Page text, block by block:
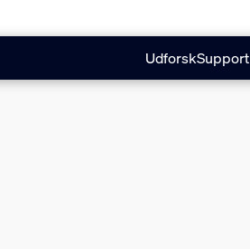
UdforskSupport